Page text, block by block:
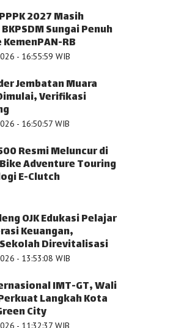
2027 Masih
Sungai Penuh
RB
- 16:55:59 WIB
Jembatan Muara
Verifikasi
- 16:50:57 WIB
Resmi Meluncur di
Adventure Touring
E-Clutch
OJK Edukasi Pelajar
Keuangan,
Direvitalisasi
- 13:53:08 WIB
IMT-GT, Wali
Langkah Kota
City
- 11:32:37 WIB